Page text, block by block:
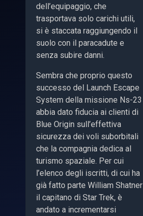
dell’equipaggio, che
trasportava solo carichi utili,
si è staccata raggiungendo il
suolo con il paracadute e
senza subire danni.
Sembra che proprio questo
successo del Launch Escape
System della missione Ns-23
abbia dato fiducia ai clienti di
Blue Origin sull’effettiva
sicurezza dei voli suborbitali
che la compagnia dedica al
turismo spaziale. Per cui
l’elenco degli iscritti, di cui ha
già fatto parte William Shatner
il capitano di Star Trek, è
andato a incrementarsi